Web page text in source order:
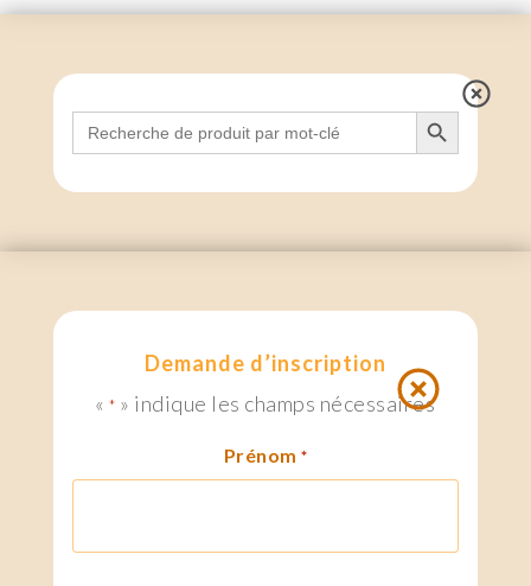
Search
for:
Search Button
Demande d’inscription
«* » indique les champs nécessaires
Prénom *